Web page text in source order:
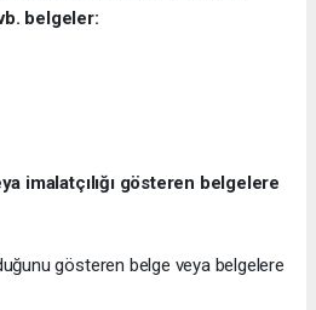
belgeler:
imalatçılığı gösteren belgelere
gösteren belge veya belgelere